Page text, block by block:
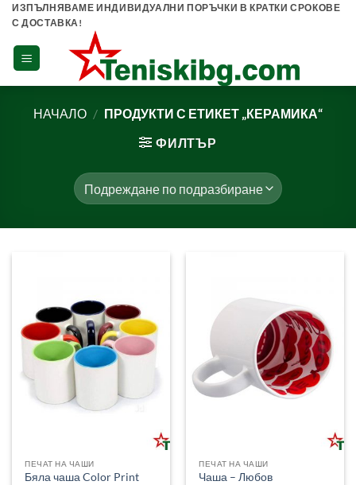
Skip
content
ИЗПЪЛНЯВАМЕ ИНДИВИДУАЛНИ ПОРЪЧКИ В КРАТКИ СРОКОВЕ
С ДОСТАВКА!
НАЧАЛО / ПРОДУКТИ С ЕТИКЕТ „КЕРАМИКА“
ФИЛТЪР
ПЕЧАТ НА ЧАШИ
Бяла чаша Color Print
ПЕЧАТ НА ЧАШИ
Чаша – Любов